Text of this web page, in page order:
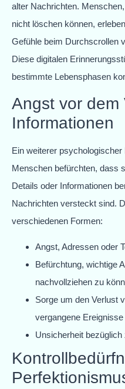
alter Nachrichten.
nicht löschen können,
Gefühle beim Durchscrollen
Diese digitalen
bestimmte Lebensphasen
Angst vor dem
Informationen
Ein weiterer psychologischer
Menschen befürchten, dass
Details oder Informationen
Nachrichten versteckt sind.
verschiedenen Formen:
Angst, Adressen oder
Befürchtung, wichtige
nachvollziehen zu
Sorge um den Verlust
vergangene Ereignisse
Unsicherheit